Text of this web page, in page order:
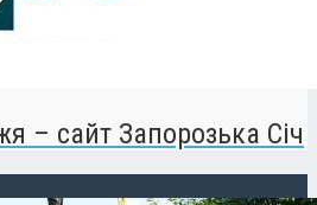
– сайт Запорозька Січ